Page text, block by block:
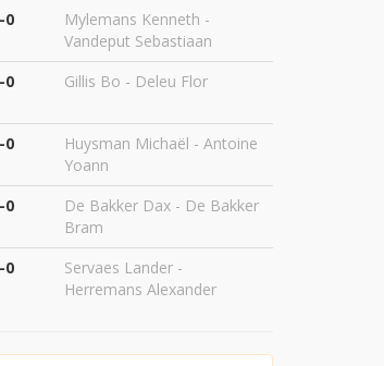
0
Mylemans Kenneth -
Vandeput Sebastiaan
0 Gillis Bo - Deleu Flor
0
Huysman Michaël - Antoine
Yoann
0
De Bakker Dax - De Bakker
Bram
0
Servaes Lander -
Herremans Alexander